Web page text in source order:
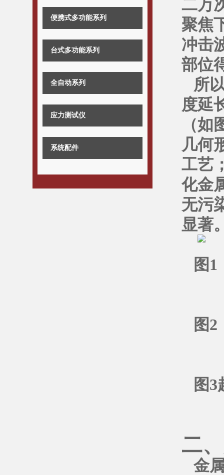
便携式多功能系列
台式多功能系列
全自动系列
应力测试仪
系统配件
二万
聚焦
冲击
部位
所
度延
（
几何
工艺
化金
无污
显著
图
图2
图3
二
金